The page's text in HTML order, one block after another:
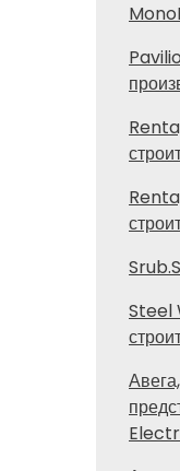
Steel